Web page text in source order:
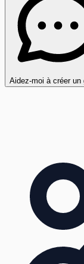
Aidez-moi à créer un